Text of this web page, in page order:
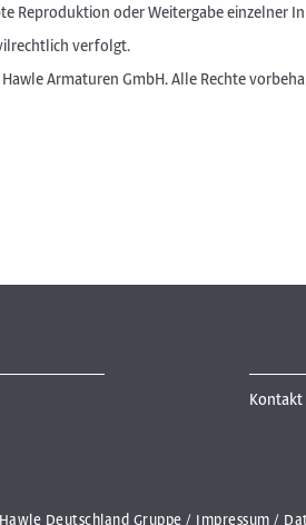
Reproduktion oder Weitergabe einzelner
verfolgt.
Armaturen GmbH. Alle Rechte
Kontakt
Deutschland Gruppe Impressum